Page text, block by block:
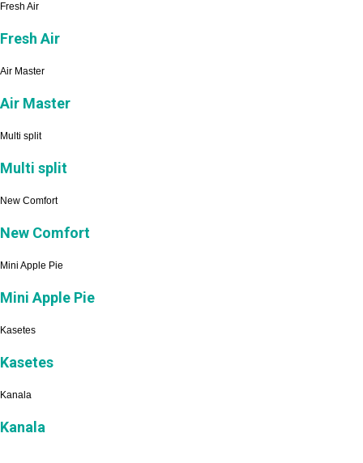
Fresh Air
Fresh Air
Air Master
Air Master
Multi split
Multi split
New Comfort
New Comfort
Mini Apple Pie
Mini Apple Pie
Kasetes
Kasetes
Kanala
Kanala